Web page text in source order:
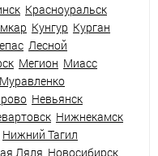
Красноуральск
Кунгур Курган
Лесной
Мегион Миасс
Муравленко
Невьянск
Нижнекамск
Нижний Тагил
Ляля Новосибирск